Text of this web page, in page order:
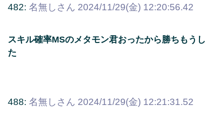
482: 名無しさん 2024/11/29(金) 12:20:56.42
スキル確率MSのメタモン君おったから勝ちもうし
た
488: 名無しさん 2024/11/29(金) 12:21:31.52